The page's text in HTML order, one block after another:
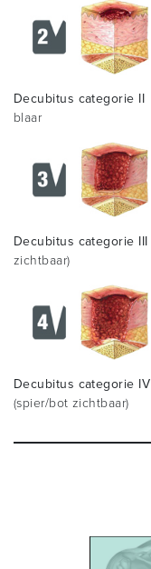
Decubitus categorie II
blaar
Decubitus categorie III
zichtbaar)
Decubitus categorie IV
(spier/bot zichtbaar)